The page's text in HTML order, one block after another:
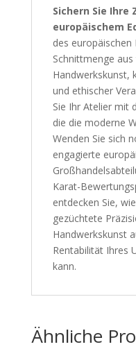
Sichern Sie
europäischem
des europäischen
Schnittmenge
Handwerkskunst,
und ethischer
Sie Ihr Atelier mit
die die moderne
Wenden Sie sich
engagierte
Karat-
entdecken Sie,
gezüchtete
Handwerkskunst
Rentabilität Ihres
kann.
Ähnliche